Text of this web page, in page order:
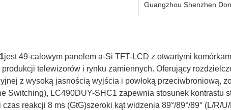
Guangzhou Shenzhen
jest 49-calowym panelem a-Si TFT-LCD z otwartymi
produkcji telewizorów i rynku zamiennych. Oferujący
z wysoką jasnością wyjścia i powłoką przeciwbroniową,
Switching), LC490DUY-SHC1 zapewnia stosunek kontrastu
reakcji 8 ms (GtG)szeroki kąt widzenia 89°/89°/89° (L/